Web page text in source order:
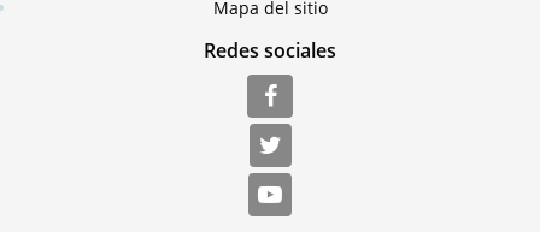
Mapa del sitio
Redes sociales